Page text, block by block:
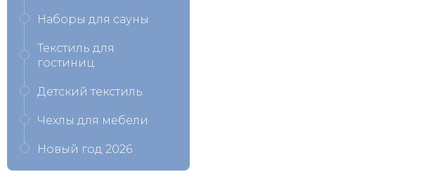
Наборы для сауны
Текстиль для
гостиниц
Детский текстиль
Чехлы для мебели
Новый год 2026